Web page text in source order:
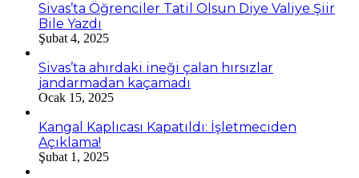
Sivas’ta Öğrenciler Tatil Olsun Diye Valiye Şiir
Bile Yazdı
Şubat 4, 2025
Sivas’ta ahırdaki ineği çalan hırsızlar
jandarmadan kaçamadı
Ocak 15, 2025
Kangal Kaplıcası Kapatıldı: İşletmeciden
Açıklama!
Şubat 1, 2025